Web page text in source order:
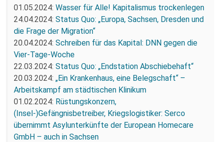
01.05.2024: Wasser für Alle! Kapitalismus trockenlegen
24.04.2024: Status Quo: „Europa, Sachsen, Dresden und
die Frage der Migration“
20.04.2024: Schreiben für das Kapital: DNN gegen die
Vier-Tage-Woche
22.03.2024: Status Quo: „Endstation Abschiebehaft“
20.03.2024: „Ein Krankenhaus, eine Belegschaft“ –
Arbeitskampf am städtischen Klinikum
01.02.2024: Rüstungskonzern,
(Insel-)Gefängnisbetreiber, Kriegslogistiker: Serco
übernimmt Asylunterkünfte der European Homecare
GmbH – auch in Sachsen